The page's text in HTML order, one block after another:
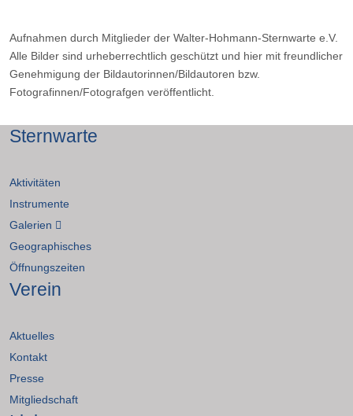
Aufnahmen durch Mitglieder der Walter-Hohmann-Sternwarte e.V.
Alle Bilder sind urheberrechtlich geschützt und hier mit freundlicher
Genehmigung der Bildautorinnen/Bildautoren bzw.
Fotografinnen/Fotografgen veröffentlicht.
Sternwarte
Aktivitäten
Instrumente
Galerien
Geographisches
Öffnungszeiten
Verein
Aktuelles
Kontakt
Presse
Mitgliedschaft